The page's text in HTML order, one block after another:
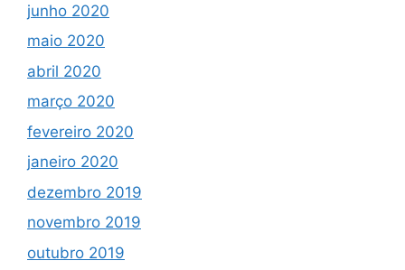
junho 2020
maio 2020
abril 2020
março 2020
fevereiro 2020
janeiro 2020
dezembro 2019
novembro 2019
outubro 2019